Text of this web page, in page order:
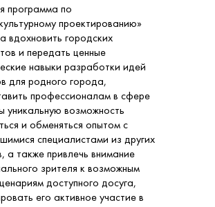
программа по
проектированию»
вдохновить городских
и передать ценные
навыки разработки идей
для родного города,
профессионалам в сфере
уникальную возможность
и обменяться опытом с
специалистами из других
а также привлечь внимание
зрителя к возможным
доступного досуга,
его активное участие в